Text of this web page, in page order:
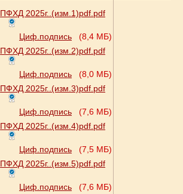
ПФХД 2025г..(изм.1)pdf.pdf
Циф.подпись
(8,4 МБ)
ПФХД 2025г..(изм.2)pdf.pdf
Циф.подпись
(8,0 МБ)
ПФХД 2025г..(изм.3)pdf.pdf
Циф.подпись
(7,6 МБ)
ПФХД 2025г..(изм.4)pdf.pdf
Циф.подпись
(7,5 МБ)
ПФХД 2025г..(изм.5)pdf.pdf
Циф.подпись
(7,6 МБ)